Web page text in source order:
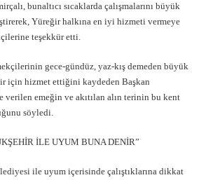
bunaltıcı sıcaklarda çalışmalarını büyük
Yüreğir halkına en iyi hizmeti vermeye
teşekkür etti.
gece-gündüz, yaz-kış demeden büyük
için hizmet ettiğini kaydeden Başkan
verilen emeğin ve akıtılan alın terinin bu kent
söyledi.
İLE UYUM BUNA DENİR”
ile uyum içerisinde çalıştıklarına dikkat